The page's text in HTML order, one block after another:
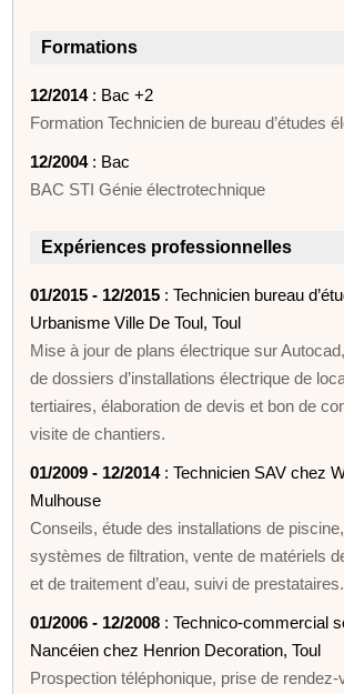
Formations
12/2014: Bac +2
Formation Technicien de bureau d’études
12/2004: Bac
BAC STI Génie électrotechnique
Expériences professionnelles
01/2015 - 12/2015 : Technicien bureau
Urbanisme Ville De Toul, Toul
Mise à jour de plans électrique sur
de dossiers d’installations électrique de
tertiaires, élaboration de devis et bon de
visite de chantiers.
01/2009 - 12/2014: Technicien SAV chez
Mulhouse
Conseils, étude des installations de
systèmes de filtration, vente de matériels
et de traitement d’eau, suivi de prestataires.
01/2006 - 12/2008 : Technico-commercial
Nancéien chez Henrion Decoration, Toul
Prospection téléphonique, prise de rendez-